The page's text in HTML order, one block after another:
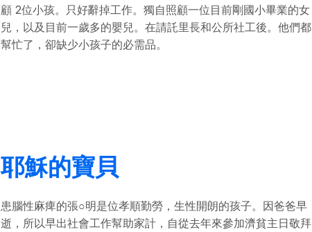
顧 2位小孩。只好辭掉工作。獨自照顧一位目前剛國小畢業的女
兒，以及目前一歲多的嬰兒。在請託里長和公所社工後。他們都
幫忙了，卻缺少小孩子的必需品。
耶穌的寶貝
患腦性麻痺的張○明是位孝順勤勞，生性開朗的孩子。因爸爸早
逝，所以早出社會工作幫助家計，自從去年來參加濟貧主日敬拜